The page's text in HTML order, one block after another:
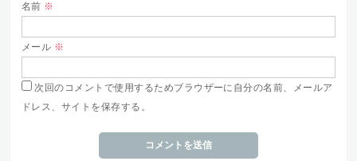
名前 ※
メール ※
次回のコメントで使用するためブラウザーに自分の名前、メールア
ドレス、サイトを保存する。